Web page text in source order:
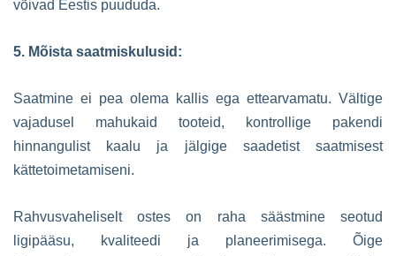
võivad Eestis puududa.
5. Mõista saatmiskulusid:
Saatmine ei pea olema kallis ega ettearvamatu. Vältige
vajadusel mahukaid tooteid, kontrollige pakendi
hinnangulist kaalu ja jälgige saadetist saatmisest
kättetoimetamiseni.
Rahvusvaheliselt ostes on raha säästmine seotud
ligipääsu, kvaliteedi ja planeerimisega. Õige